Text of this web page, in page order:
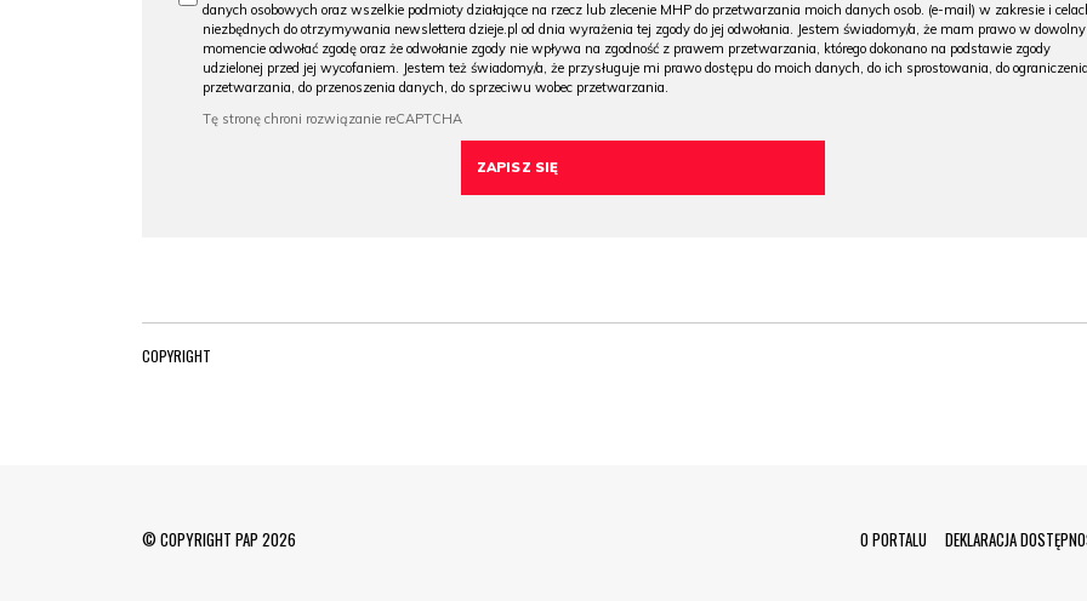
danych osobowych oraz wszelkie podmioty działające na rzecz lub zlecenie MHP do przetwarzania moich danych osob. (e-mail) w zakresie i
niezbędnych do otrzymywania newslettera dzieje.pl od dnia wyrażenia tej zgody do jej odwołania. Jestem świadomy/a, że mam prawo w
momencie odwołać zgodę oraz że odwołanie zgody nie wpływa na zgodność z prawem przetwarzania, którego dokonano na podstawie zgody
udzielonej przed jej wycofaniem. Jestem też świadomy/a, że przysługuje mi prawo dostępu do moich danych, do ich sprostowania, do
przetwarzania, do przenoszenia danych, do sprzeciwu wobec przetwarzania.
COPYRIGHT
© COPYRIGHT PAP 2026 Menu Footer
O PORTALU DEKLARACJA